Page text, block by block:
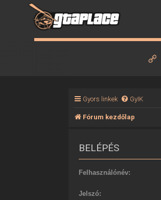
Gyors linkek GyIK
Fórum kezdőlap
BELÉPÉS
Felhasználónév:
Jelszó: